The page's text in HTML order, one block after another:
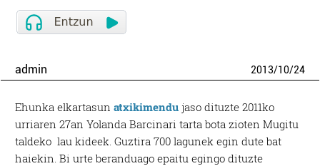
admin 2013/10/24
Ehunka elkartasunatxikimendu jaso dituzte 2011ko
urriaren 27an Yolanda Barcinari tarta bota zioten Mugitu
taldeko lau kideek. Guztira 700 lagunek egin dute bat
haiekin. Bi urte beranduago epaitu egingo dituzte